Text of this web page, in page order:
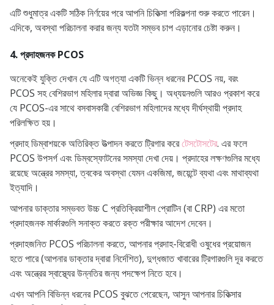
এটি শুধুমাত্র একটি সঠিক নির্ণয়ের পরে আপনি চিকিত্সা পরিকল্পনা শুরু করতে পারেন।
এদিকে, অবস্থা পরিচালনা করার জন্য যতটা সম্ভব চাপ এড়ানোর চেষ্টা করুন।
4. প্রদাহজনক PCOS
অনেকেই যুক্তি দেখান যে এটি অগত্যা একটি ভিন্ন ধরনের PCOS নয়, বরং
PCOS সহ বেশিরভাগ মহিলার দ্বারা অভিজ্ঞ কিছু। অধ্যয়নগুলি আরও প্রকাশ করে
যে PCOS-এর সাথে বসবাসকারী বেশিরভাগ মহিলাদের মধ্যে দীর্ঘস্থায়ী প্রদাহ
পরিলক্ষিত হয়।
প্রদাহ ডিম্বাশয়কে অতিরিক্ত উত্পাদন করতে ট্রিগার করেটেসটোসটের. এর ফলে
PCOS উপসর্গ এবং ডিম্বস্ফোটনের সমস্যা দেখা দেয়। প্রদাহের লক্ষণগুলির মধ্যে
রয়েছে অন্ত্রের সমস্যা, ত্বকের অবস্থা যেমন একজিমা, জয়েন্টে ব্যথা এবং মাথাব্যথা
ইত্যাদি।
আপনার ডাক্তার সম্ভবত উচ্চ C প্রতিক্রিয়াশীল প্রোটিন (বা CRP) এর মতো
প্রদাহজনক মার্কারগুলি সনাক্ত করতে রক্ত ​​​​পরীক্ষার আদেশ দেবেন।
প্রদাহজনিত PCOS পরিচালনা করতে, আপনার প্রদাহ-বিরোধী ওষুধের প্রয়োজন
হতে পারে (আপনার ডাক্তার দ্বারা নির্দেশিত), দুগ্ধজাত খাবারের ট্রিগারগুলি দূর করতে
এবং অন্ত্রের স্বাস্থ্যের উন্নতির জন্য পদক্ষেপ নিতে হবে।
এখন আপনি বিভিন্ন ধরনের PCOS বুঝতে পেরেছেন, আসুন আপনার চিকিত্সার